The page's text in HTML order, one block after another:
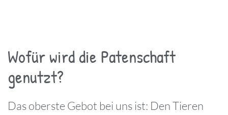
Wofür wird die Patenschaft
genutzt?
Das oberste Gebot bei uns ist: Den Tieren